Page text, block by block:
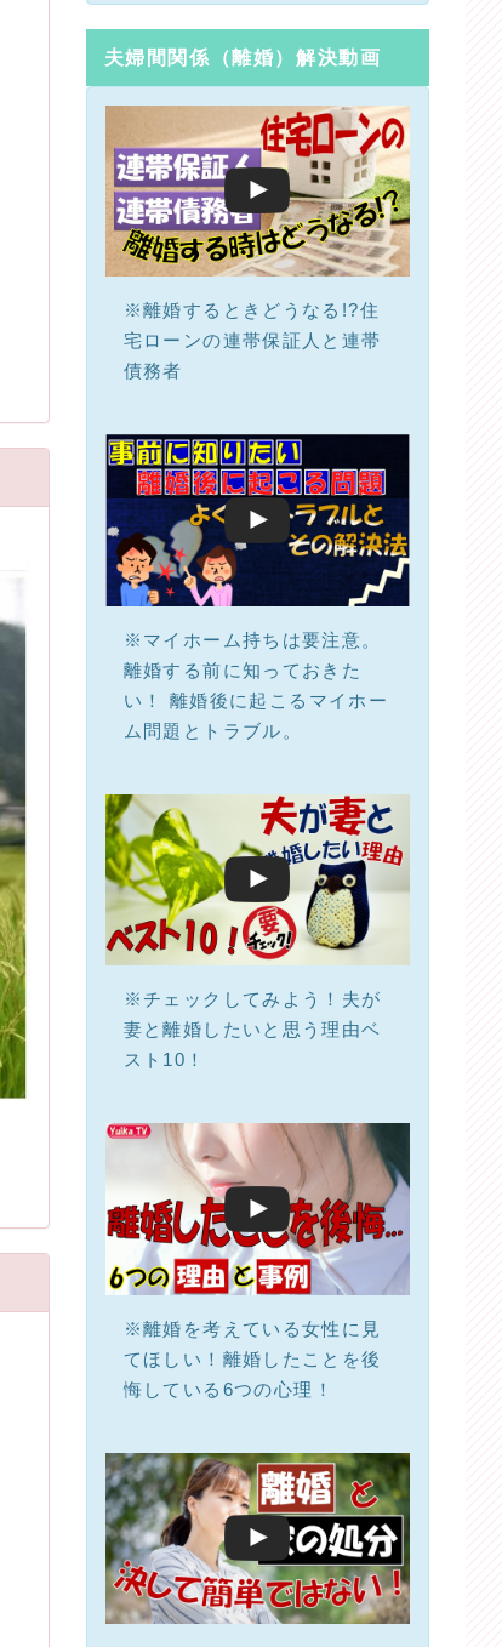
夫婦間関係（離婚）解決動画
※離婚するときどうなる!?住
宅ローンの連帯保証人と連帯
債務者
※マイホーム持ちは要注意。
離婚する前に知っておきた
い！ 離婚後に起こるマイホー
ム問題とトラブル。
※チェックしてみよう！夫が
妻と離婚したいと思う理由ベ
スト10！
※離婚を考えている女性に見
てほしい！離婚したことを後
悔している6つの心理！